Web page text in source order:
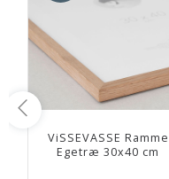
ViSSEVASSE Ramme
Egetræ 30x40 cm